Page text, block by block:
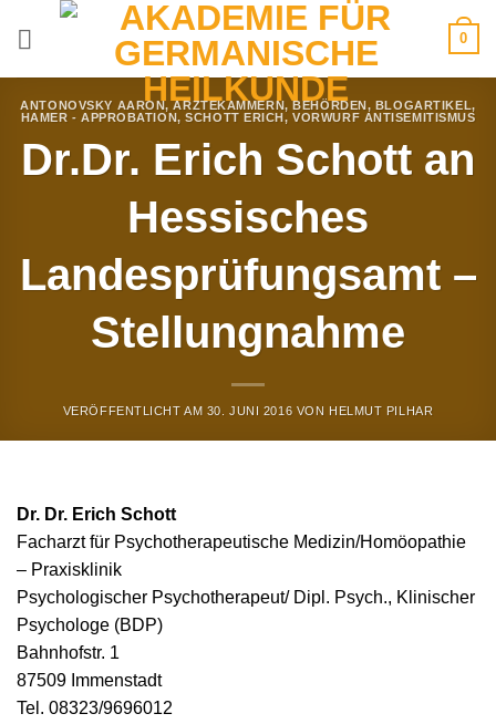
0
ANTONOVSKY AARON,ÄRZTEKAMMERN,BEHÖRDEN, BLOGARTIKEL,
HAMER - APPROBATION,SCHOTT ERICH,VORWURF ANTISEMITISMUS
Dr.Dr. Erich Schott an
Hessisches
Landesprüfungsamt –
Stellungnahme
VERÖFFENTLICHT AM 30. JUNI 2016 VON HELMUT PILHAR
Dr. Dr. Erich Schott
Facharzt für Psychotherapeutische Medizin/Homöopathie
– Praxisklinik
Psychologischer Psychotherapeut/ Dipl. Psych., Klinischer
Psychologe (BDP)
Bahnhofstr. 1
87509 Immenstadt
Tel. 08323/9696012